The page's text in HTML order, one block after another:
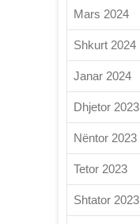
Mars 2024
Shkurt 2024
Janar 2024
Dhjetor 2023
Nëntor 2023
Tetor 2023
Shtator 2023